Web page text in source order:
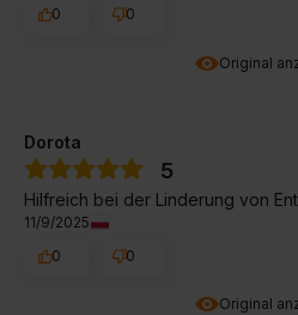
Original
0 0
Original
Dorota
5
Hilfreich bei der Linderung von
11/9/2025
0
0